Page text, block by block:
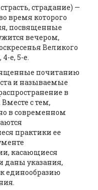
страдание) —
время которого
посвященные
вечером,
Великого
4-е, 5-е.
почитанию
и называемые
в
с тем,
в современном
практики ее
касающиеся
даны указания,
единообразию